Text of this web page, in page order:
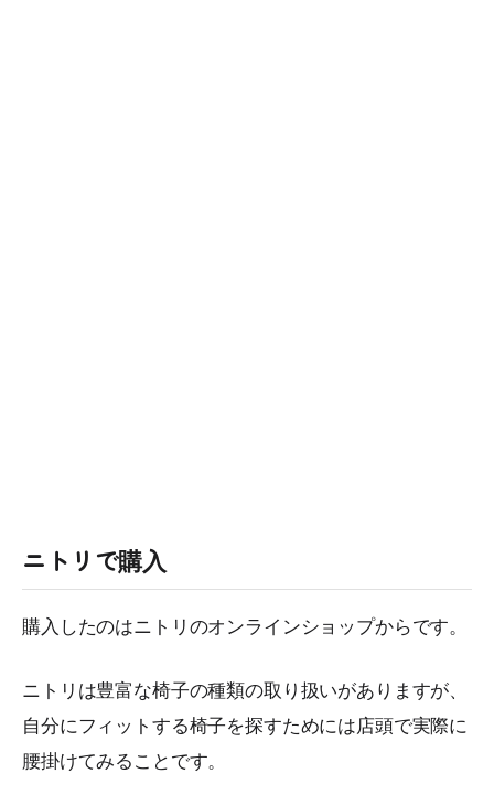
ニトリで購入
購入したのはニトリのオンラインショップからです。
ニトリは豊富な椅子の種類の取り扱いがありますが、
自分にフィットする椅子を探すためには店頭で実際に
腰掛けてみることです。